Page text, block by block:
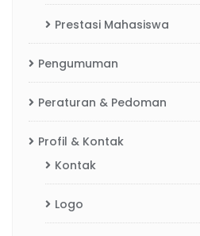
Prestasi Mahasiswa
Pengumuman
Peraturan & Pedoman
Profil & Kontak
Kontak
Logo